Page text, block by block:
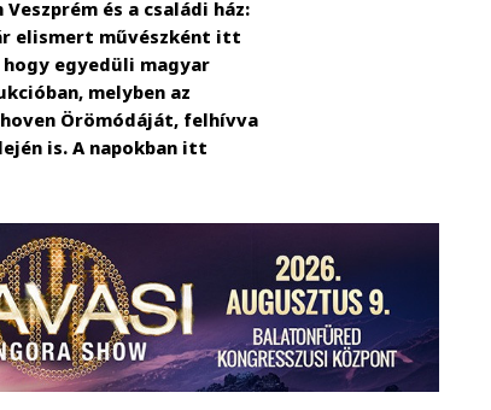
és a családi ház:
elismert művészként itt
egyedüli magyar
melyben az
Örömódáját, felhívva
is. A napokban itt